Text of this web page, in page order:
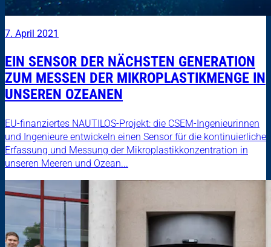
7. April 2021
EIN SENSOR DER NÄCHSTEN GENERATION
ZUM MESSEN DER MIKROPLASTIKMENGE IN
UNSEREN OZEANEN
EU-finanziertes NAUTILOS-Projekt: die CSEM-Ingenieurinnen
und Ingenieure entwickeln einen Sensor für die kontinuierliche
Erfassung und Messung der Mikroplastikkonzentration in
unseren Meeren und Ozean...